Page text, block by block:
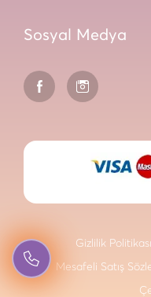
Sosyal Medya
Gizlilik Politikası
Mesafeli Satış